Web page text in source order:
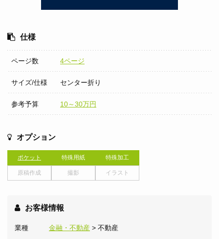
仕様
ページ数 4ページ
サイズ/仕様 センター折り
参考予算 10～30万円
オプション
ポケット 特殊用紙 特殊加工
原稿作成 撮影 イラスト
お客様情報
業種 金融・不動産 > 不動産